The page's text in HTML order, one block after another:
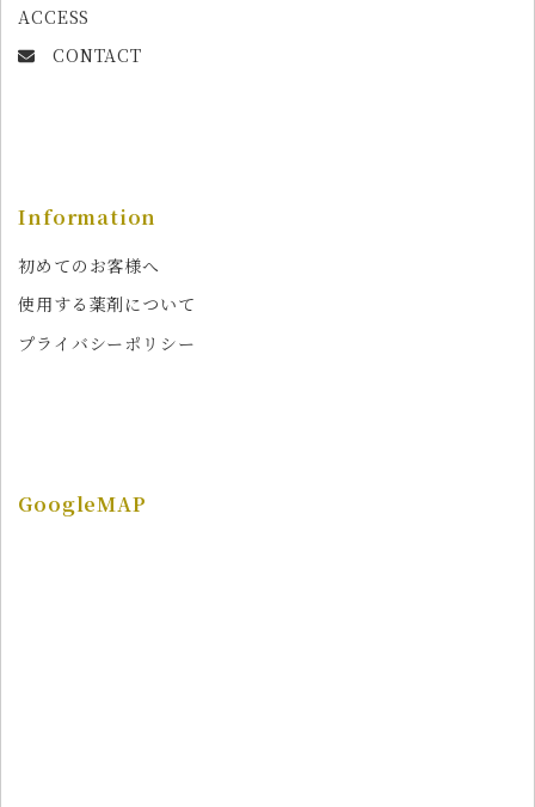
ACCESS
CONTACT
Information
初めてのお客様へ
使用する薬剤について
プライバシーポリシー
GoogleMAP